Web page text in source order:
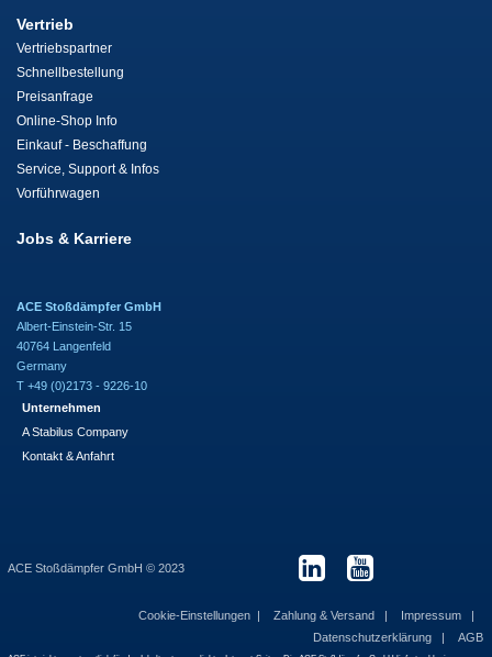
Vertrieb
Vertriebspartner
Schnellbestellung
Preisanfrage
Online-Shop Info
Einkauf - Beschaffung
Service, Support & Infos
Vorführwagen
Jobs & Karriere
ACE Stoßdämpfer GmbH
Albert-Einstein-Str. 15
40764 Langenfeld
Germany
T +49 (0)2173 - 9226-10
Unternehmen
A Stabilus Company
Kontakt & Anfahrt
ACE Stoßdämpfer GmbH © 2023
Cookie-Einstellungen Zahlung & Versand
Impressum
Datenschutzerklärung
AGB